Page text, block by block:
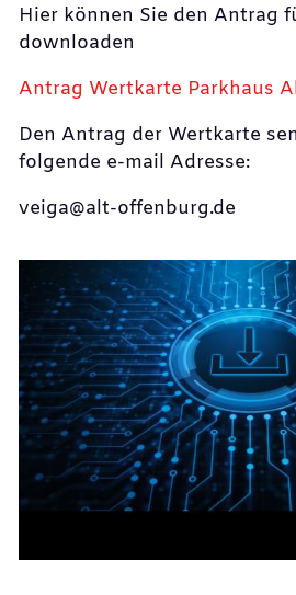
Hier können Sie den Antrag
downloaden
Antrag Wertkarte Parkhaus
Den Antrag der Wertkarte
folgende e-mail Adresse:
veiga@alt-offenburg.de